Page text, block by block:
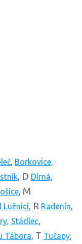
, Borkovice,
, D Dírná,
, M
Lužnicí, R Radenín,
, Stádlec,
Tábora, T Tučapy,